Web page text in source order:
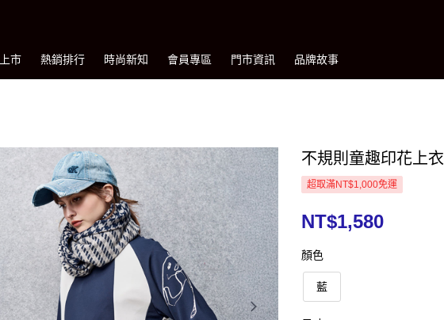
市 熱銷排行 時尚新知 會員專區 門市資訊 品牌故事
不規則童趣印花上衣
超取滿NT$1,000免運
NT$1,580
顏色
藍